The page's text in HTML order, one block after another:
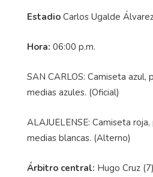
Estadio Carlos Ugalde
Hora: 06:00 p.m.
SAN CARLOS: Camiseta azul,
medias azules. (Oficial)
ALAJUELENSE: Camiseta
medias blancas. (Alterno)
Árbitro central: Hugo Cruz (7)